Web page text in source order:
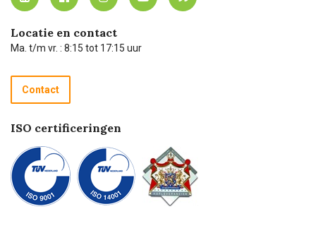
Carel Lurvink App
Hulp op afstand
Technische dienst
Recycle programma
Betalen
Carel Lurvink Blog
Carel de podcast
Locatie en contact
Ma. t/m vr. : 8:15 tot 17:15 uur
Contact
ISO certificeringen